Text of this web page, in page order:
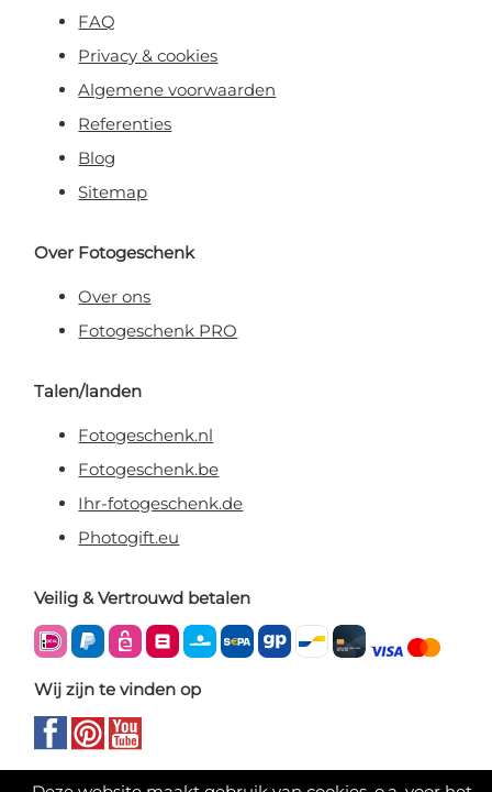
FAQ
Privacy & cookies
Algemene voorwaarden
Referenties
Blog
Sitemap
Over Fotogeschenk
Over ons
Fotogeschenk PRO
Talen/landen
Fotogeschenk.nl
Fotogeschenk.be
Ihr-fotogeschenk.de
Photogift.eu
Veilig & Vertrouwd betalen
Wij zijn te vinden op